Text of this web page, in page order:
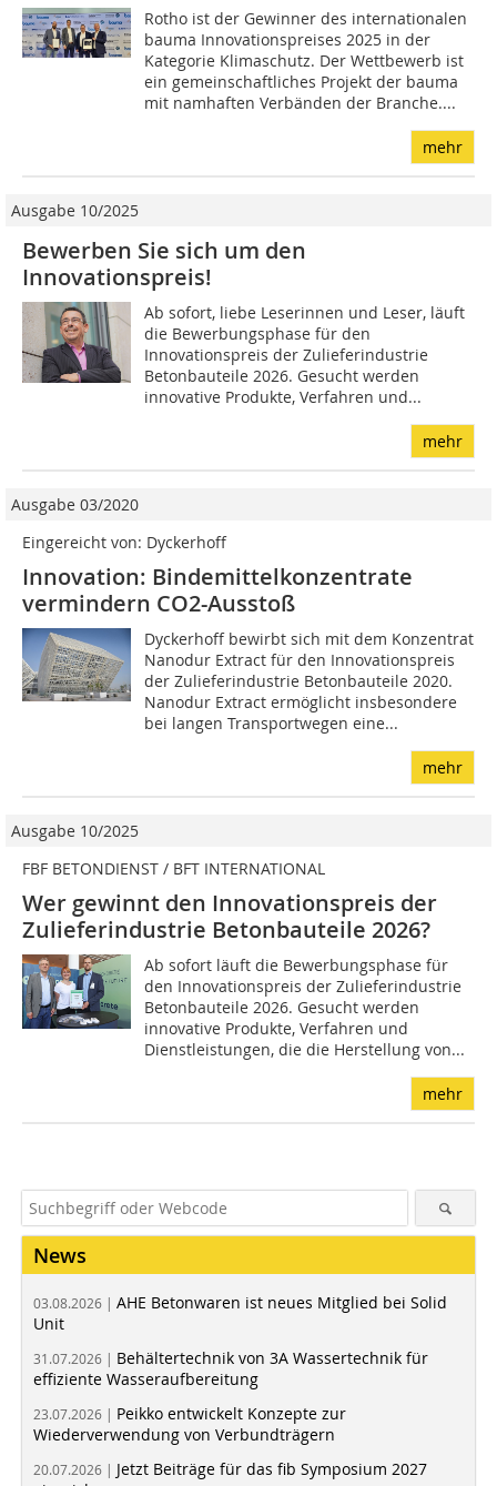
Rotho ist der Gewinner des internationalen
bauma Innovationspreises 2025 in der
Kategorie Klimaschutz. Der Wettbewerb ist
ein gemeinschaftliches Projekt der bauma
mit namhaften Verbänden der Branche....
mehr
Ausgabe 10/2025
Bewerben Sie sich um den
Innovationspreis!
Ab sofort, liebe Leserinnen und Leser, läuft
die Bewerbungsphase für den
Innovationspreis der Zulieferindustrie
Betonbauteile 2026. Gesucht werden
innovative Produkte, Verfahren und...
mehr
Ausgabe 03/2020
Eingereicht von: Dyckerhoff
Innovation: Bindemittelkonzentrate
vermindern CO2-Ausstoß
Dyckerhoff bewirbt sich mit dem Konzentrat
Nanodur Extract für den Innovationspreis
der Zulieferindustrie Betonbauteile 2020.
Nanodur Extract ermöglicht insbesondere
bei langen Transportwegen eine...
mehr
Ausgabe 10/2025
FBF BETONDIENST / BFT INTERNATIONAL
Wer gewinnt den Innovationspreis der
Zulieferindustrie Betonbauteile 2026?
Ab sofort läuft die Bewerbungsphase für
den Innovationspreis der Zulieferindustrie
Betonbauteile 2026. Gesucht werden
innovative Produkte, Verfahren und
Dienstleistungen, die die Herstellung von...
mehr
News
03.08.2026 | AHE Betonwaren ist neues Mitglied bei Solid
Unit
31.07.2026 | Behältertechnik von 3A Wassertechnik für
effiziente Wasseraufbereitung
23.07.2026 | Peikko entwickelt Konzepte zur
Wiederverwendung von Verbundträgern
20.07.2026 | Jetzt Beiträge für das fib Symposium 2027